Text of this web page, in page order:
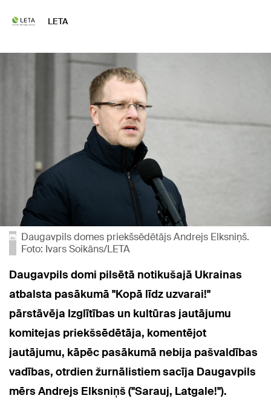
LETA
Daugavpils domes priekšsēdētājs Andrejs Elksniņš.
Foto: Ivars Soikāns/LETA
Daugavpils domi pilsētā notikušajā Ukrainas
atbalsta pasākumā "Kopā līdz uzvarai!"
pārstāvēja Izglītības un kultūras jautājumu
komitejas priekšsēdētāja, komentējot
jautājumu, kāpēc pasākumā nebija pašvaldības
vadības, otrdien žurnālistiem sacīja Daugavpils
mērs Andrejs Elksniņš ("Sarauj, Latgale!").